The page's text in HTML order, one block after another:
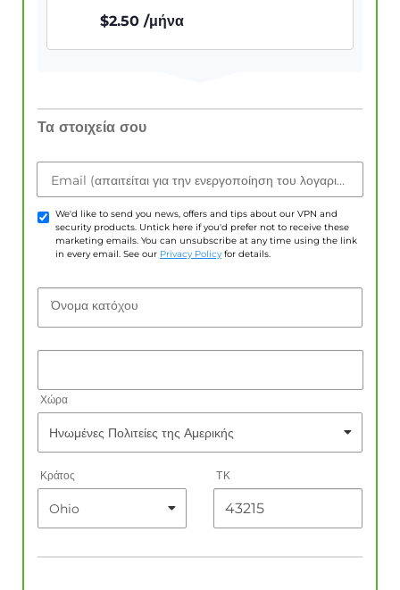
$2.50 /μήνα
Τα στοιχεία σου
Email (απαιτείται για την ενεργοποίηση του λογαριασμού)
We'd like to send you news, offers and tips about our VPN and
security products. Untick here if you'd prefer not to receive these
marketing emails. You can unsubscribe at any time using the link
in every email. See our Privacy Policy for details.
Όνομα κατόχου
Χώρα
Κράτος ΤΚ